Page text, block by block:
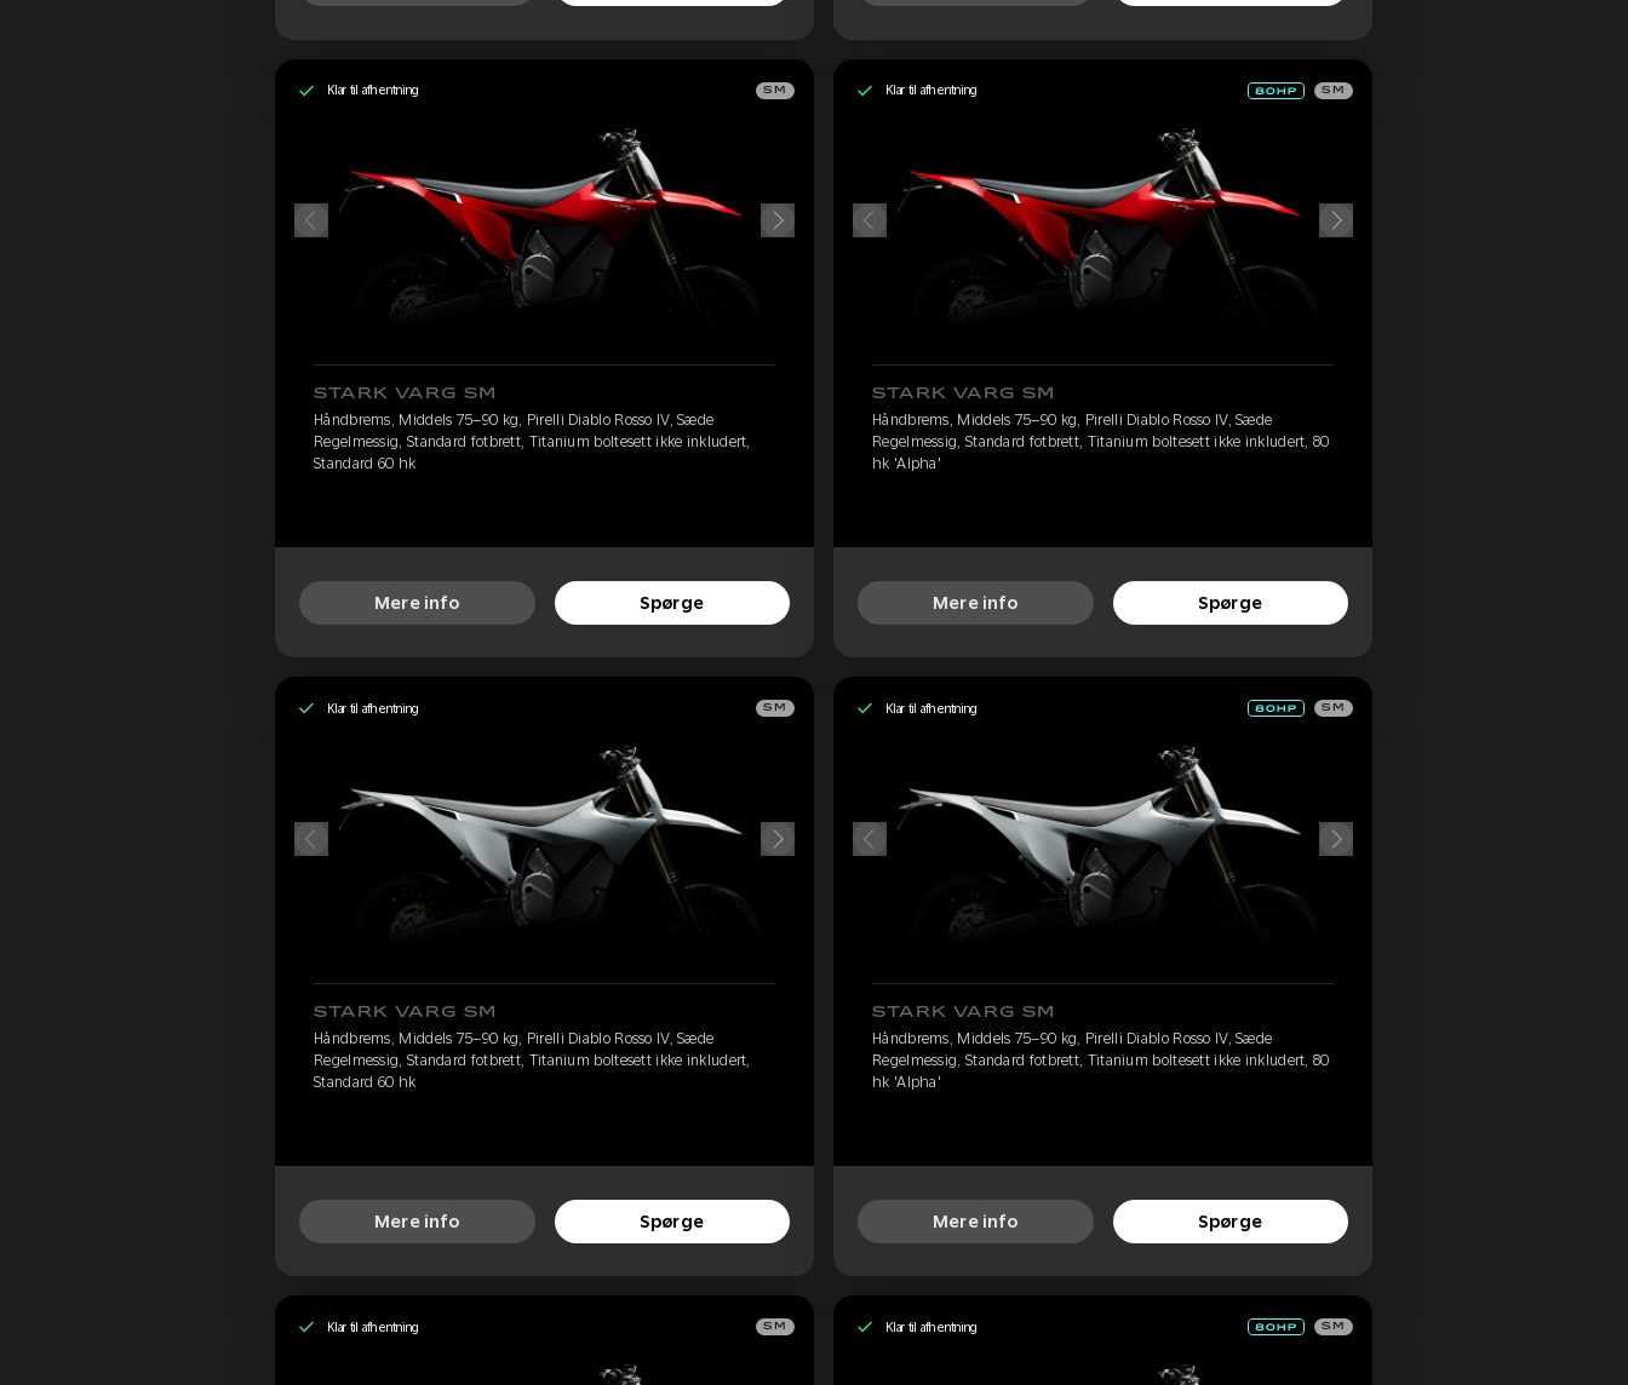
Klar til afhentning SM
STARK VARG SM
Håndbrems, Middels 75–90 kg, Pirelli Diablo Rosso IV, Sæde
Regelmessig, Standard fotbrett, Titanium boltesett ikke inkludert,
Standard 60 hk
Mere info Spørge
Klar til afhentning SM
STARK VARG SM
Håndbrems, Middels 75–90 kg, Pirelli Diablo Rosso IV, Sæde
Regelmessig, Standard fotbrett, Titanium boltesett ikke inkludert, 80
hk 'Alpha'
Mere info Spørge
Klar til afhentning SM
STARK VARG SM
Håndbrems, Middels 75–90 kg, Pirelli Diablo Rosso IV, Sæde
Regelmessig, Standard fotbrett, Titanium boltesett ikke inkludert,
Standard 60 hk
Mere info Spørge
Klar til afhentning SM
STARK VARG SM
Håndbrems, Middels 75–90 kg, Pirelli Diablo Rosso IV, Sæde
Regelmessig, Standard fotbrett, Titanium boltesett ikke inkludert, 80
hk 'Alpha'
Mere info Spørge
Klar til afhentning SM Klar til afhentning SM